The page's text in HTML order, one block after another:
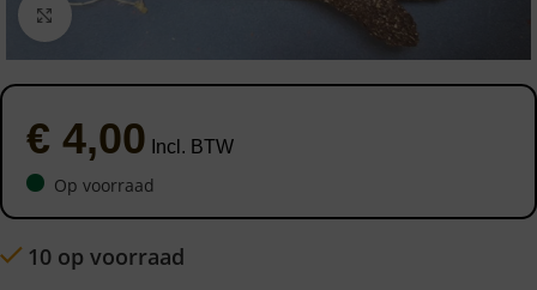
Click to enlarge
€ 4,00 Incl. BTW
Op voorraad
10 op voorraad